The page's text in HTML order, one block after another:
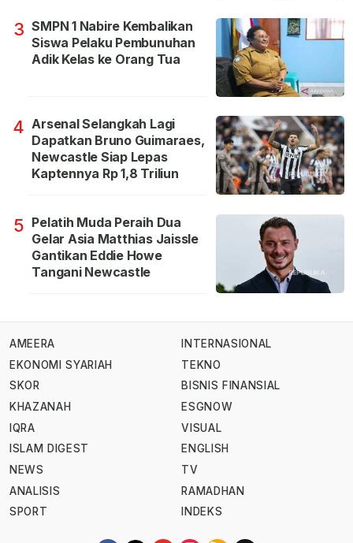
3 SMPN 1 Nabire Kembalikan
Siswa Pelaku Pembunuhan
Adik Kelas ke Orang Tua
4 Arsenal Selangkah Lagi
Dapatkan Bruno Guimaraes,
Newcastle Siap Lepas
Kaptennya Rp 1,8 Triliun
5 Pelatih Muda Peraih Dua
Gelar Asia Matthias Jaissle
Gantikan Eddie Howe
Tangani Newcastle
AMEERA
EKONOMI SYARIAH
SKOR
KHAZANAH
IQRA
ISLAM DIGEST
NEWS
ANALISIS
SPORT
INTERNASIONAL
TEKNO
BISNIS FINANSIAL
ESGNOW
VISUAL
ENGLISH
TV
RAMADHAN
INDEKS